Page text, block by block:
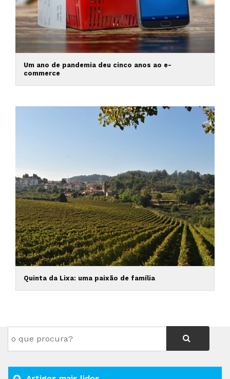
Um ano de pandemia deu cinco anos ao e-
commerce
Quinta da Lixa: uma paixão de família